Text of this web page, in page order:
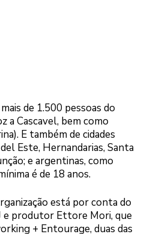
de 1.500 pessoas do
a Cascavel, bem como
E também de cidades
Este, Hernandarias, Santa
e argentinas, como
é de 18 anos.
está por conta do
e produtor Ettore Mori, que
+ Entourage, duas das